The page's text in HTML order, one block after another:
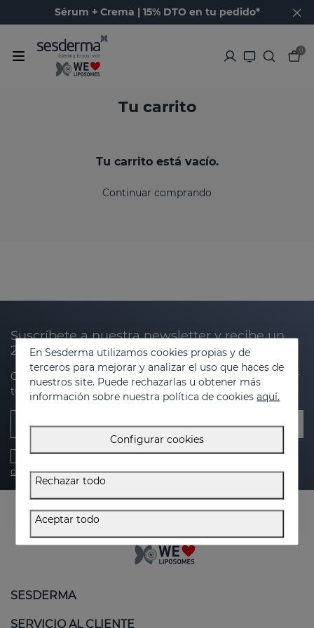
Sérum + Crema | 15% DTO en tu pedido*
0
Tu carrito
Tu carrito está vacío.
Continuar comprando
Suscríbete a nuestra newsletter y recibe un
20% de descuento en tu próxima compra
Obtén novedades, ofertas exclusivas y consejos para cuidar
tu piel.
Email
He leído y acepto lapolítica de privacidad,política de cookies
condiciones generalesy elaviso legal
SESDERMA
SERVICIO AL CLIENTE
En Sesderma utilizamos cookies propias y de
terceros para mejorar y analizar el uso que haces de
nuestros site. Puede rechazarlas u obtener más
información sobre nuestra política de cookiesaquí.
Configurar cookies
Rechazar todo
Aceptar todo